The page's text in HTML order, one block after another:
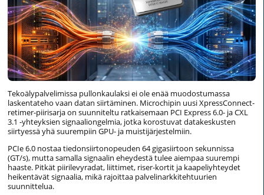
Tekoälypalvelimissa pullonkaulaksi ei ole enää muodostumassa
laskentateho vaan datan siirtäminen. Microchipin uusi XpressConnect-
retimer-piirisarja on suunniteltu ratkaisemaan PCI Express 6.0- ja CXL
3.1 -yhteyksien signaaliongelmia, jotka korostuvat datakeskusten
siirtyessä yhä suurempiin GPU- ja muistijärjestelmiin.
PCIe 6.0 nostaa tiedonsiirtonopeuden 64 gigasiirtoon sekunnissa
(GT/s), mutta samalla signaalin eheydestä tulee aiempaa suurempi
haaste. Pitkät piirilevyradat, liittimet, riser-kortit ja kaapeliyhteydet
heikentävät signaalia, mikä rajoittaa palvelinarkkitehtuurien
suunnittelua.